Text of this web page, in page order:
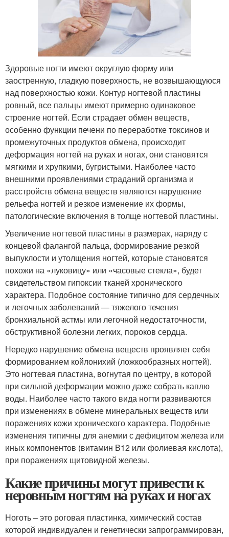
Здоровые ногти имеют округлую форму или
заостренную, гладкую поверхность, не возвышающуюся
над поверхностью кожи. Контур ногтевой пластины
ровный, все пальцы имеют примерно одинаковое
строение ногтей. Если страдает обмен веществ,
особенно функции печени по переработке токсинов и
промежуточных продуктов обмена, происходит
деформация ногтей на руках и ногах, они становятся
мягкими и хрупкими, бугристыми. Наиболее часто
внешними проявлениями страданий организма и
расстройств обмена веществ являются нарушение
рельефа ногтей и резкое изменение их формы,
патологические включения в толще ногтевой пластины.
Увеличение ногтевой пластины в размерах, наряду с
концевой фалангой пальца, формирование резкой
выпуклости и утолщения ногтей, которые становятся
похожи на «луковицу» или «часовые стекла», будет
свидетельством гипоксии тканей хронического
характера. Подобное состояние типично для сердечных
и легочных заболеваний — тяжелого течения
бронхиальной астмы или легочной недостаточности,
обструктивной болезни легких, пороков сердца.
Нередко нарушение обмена веществ проявляет себя
формированием койлонихий (ложкообразных ногтей).
Это ногтевая пластина, вогнутая по центру, в которой
при сильной деформации можно даже собрать каплю
воды. Наиболее часто такого вида ногти развиваются
при изменениях в обмене минеральных веществ или
поражениях кожи хронического характера. Подобные
изменения типичны для анемии с дефицитом железа или
иных компонентов (витамин В12 или фолиевая кислота),
при поражениях щитовидной железы.
Какие причины могут привести к
неровным ногтям на руках и ногах
Ноготь – это роговая пластинка, химический состав
которой индивидуален и генетически запрограммирован,